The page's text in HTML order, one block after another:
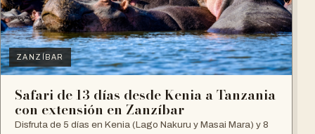
ZANZÍBAR
Safari de 13 días desde Kenia a Tanzania
con extensión en Zanzíbar
Disfruta de 5 días en Kenia (Lago Nakuru y Masai Mara) y 8